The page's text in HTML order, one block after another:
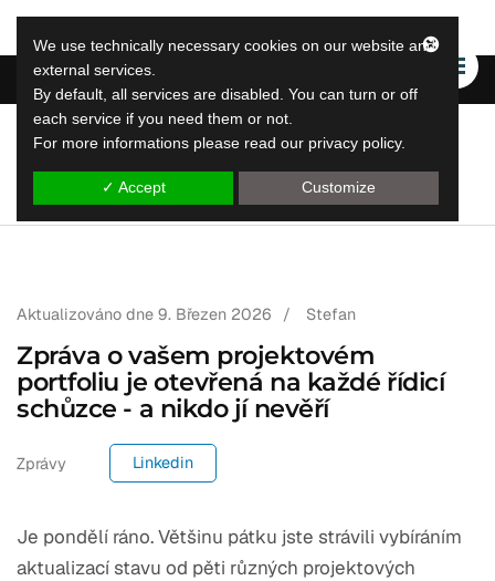
LeapLytics
řešení skokového vykazování
Aktualizováno dne 9. Březen 2026 / Stefan
Zpráva o vašem projektovém
portfoliu je otevřená na každé řídicí
schůzce - a nikdo jí nevěří
Zprávy Linkedin
Je pondělí ráno. Většinu pátku jste strávili vybíráním
aktualizací stavu od pěti různých projektových
We use technically necessary cookies on our website and
external services.
By default, all services are disabled. You can turn or off
each service if you need them or not.
For more informations please read our privacy policy.
✓ Accept Customize